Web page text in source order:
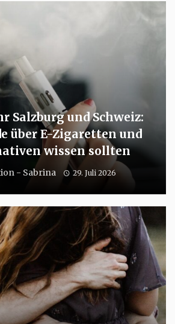
Salzburg und Schweiz:
über E-Zigaretten und
wissen sollten
- Sabrina 29. Juli 2026